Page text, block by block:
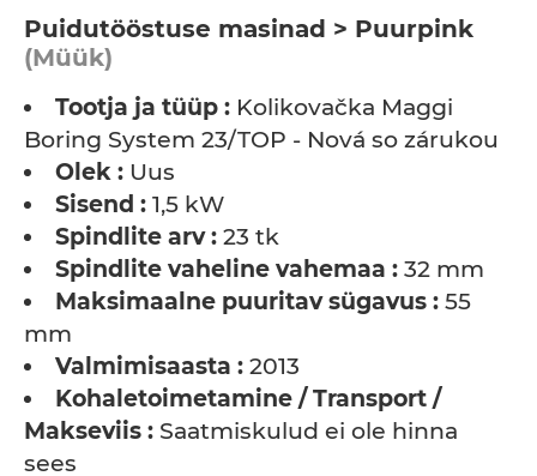
Puidutööstuse masinad > Puurpink
(Müük)
Tootja ja tüüp : Kolikovačka Maggi
Boring System 23/TOP - Nová so zárukou
Olek : Uus
Sisend : 1,5 kW
Spindlite arv : 23 tk
Spindlite vaheline vahemaa : 32 mm
Maksimaalne puuritav sügavus : 55
mm
Valmimisaasta : 2013
Kohaletoimetamine / Transport /
Makseviis : Saatmiskulud ei ole hinna
sees